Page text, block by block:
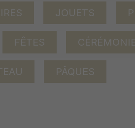
JOUETS
FÊTES
PÂQUES